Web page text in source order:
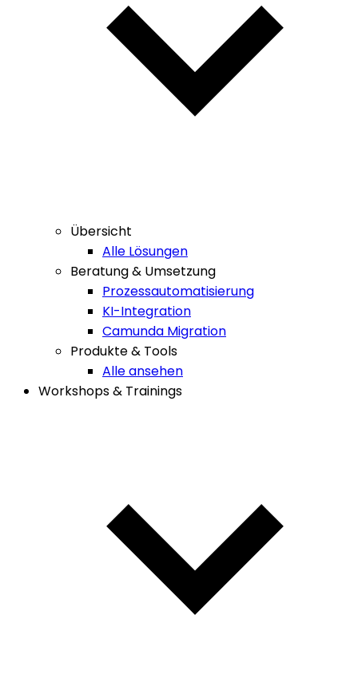
Übersicht
Alle Lösungen
Beratung & Umsetzung
Prozessautomatisierung
KI-Integration
Camunda Migration
Produkte & Tools
Alle ansehen
Workshops & Trainings